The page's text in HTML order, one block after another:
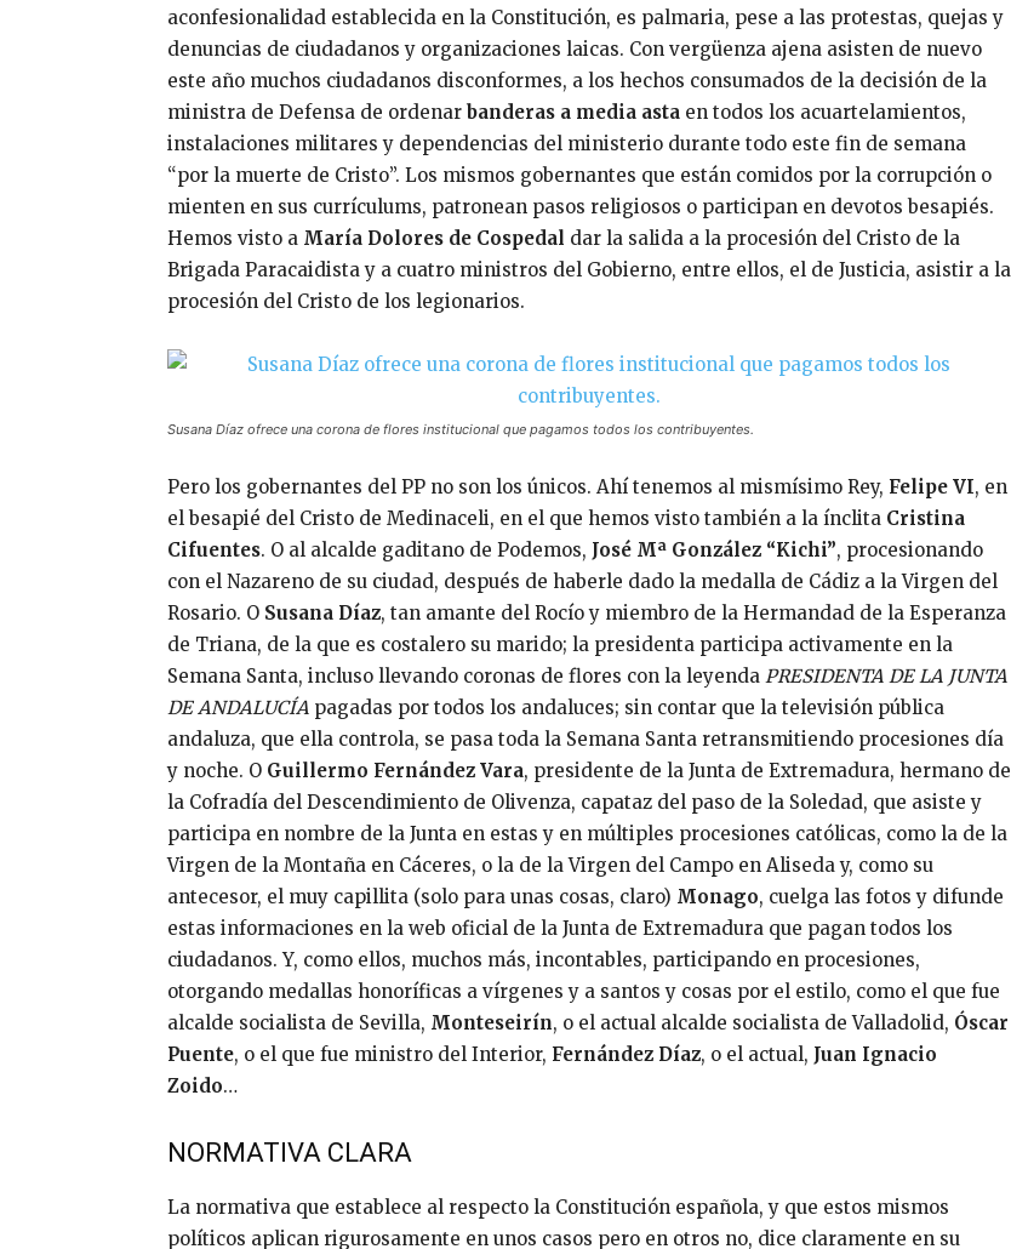
aconfesionalidad establecida en la Constitución, es palmaria, pese a las protestas, quejas y
denuncias de ciudadanos y organizaciones laicas. Con vergüenza ajena asisten de nuevo
este año muchos ciudadanos disconformes, a los hechos consumados de la decisión de la
ministra de Defensa de ordenar banderas a media asta en todos los acuartelamientos,
instalaciones militares y dependencias del ministerio durante todo este fin de semana
“por la muerte de Cristo”. Los mismos gobernantes que están comidos por la corrupción o
mienten en sus currículums, patronean pasos religiosos o participan en devotos besapiés.
Hemos visto a María Dolores de Cospedal dar la salida a la procesión del Cristo de la
Brigada Paracaidista y a cuatro ministros del Gobierno, entre ellos, el de Justicia, asistir a la
procesión del Cristo de los legionarios.
Susana Díaz ofrece una corona de flores institucional que pagamos todos los contribuyentes.
Pero los gobernantes del PP no son los únicos. Ahí tenemos al mismísimo Rey, Felipe VI, en
el besapié del Cristo de Medinaceli, en el que hemos visto también a la ínclita Cristina
Cifuentes. O al alcalde gaditano de Podemos, José Mª González “Kichi”, procesionando
con el Nazareno de su ciudad, después de haberle dado la medalla de Cádiz a la Virgen del
Rosario. O Susana Díaz, tan amante del Rocío y miembro de la Hermandad de la Esperanza
de Triana, de la que es costalero su marido; la presidenta participa activamente en la
Semana Santa, incluso llevando coronas de flores con la leyenda PRESIDENTA DE LA JUNTA
DE ANDALUCÍA pagadas por todos los andaluces; sin contar que la televisión pública
andaluza, que ella controla, se pasa toda la Semana Santa retransmitiendo procesiones día
y noche. O Guillermo Fernández Vara, presidente de la Junta de Extremadura, hermano de
la Cofradía del Descendimiento de Olivenza, capataz del paso de la Soledad, que asiste y
participa en nombre de la Junta en estas y en múltiples procesiones católicas, como la de la
Virgen de la Montaña en Cáceres, o la de la Virgen del Campo en Aliseda y, como su
antecesor, el muy capillita (solo para unas cosas, claro) Monago, cuelga las fotos y difunde
estas informaciones en la web oficial de la Junta de Extremadura que pagan todos los
ciudadanos. Y, como ellos, muchos más, incontables, participando en procesiones,
otorgando medallas honoríficas a vírgenes y a santos y cosas por el estilo, como el que fue
alcalde socialista de Sevilla, Monteseirín, o el actual alcalde socialista de Valladolid, Óscar
Puente, o el que fue ministro del Interior, Fernández Díaz, o el actual, Juan Ignacio
Zoido…
NORMATIVA CLARA
La normativa que establece al respecto la Constitución española, y que estos mismos
políticos aplican rigurosamente en unos casos pero en otros no, dice claramente en su